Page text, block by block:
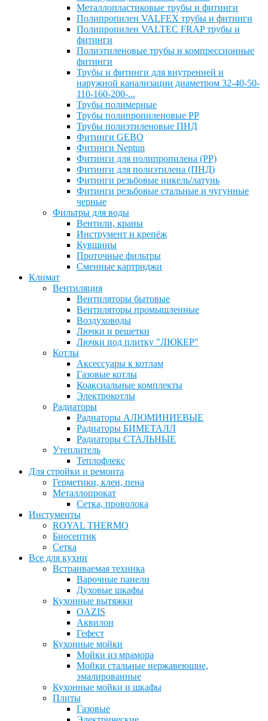
Металлопластиковые трубы и фитинги
Полипропилен VALFEX трубы и фитинги
Полипропилен VALTEC FRAP трубы и
фитинги
Полиэтиленовые трубы и компрессионные
фитинги
Трубы и фитинги для внутренней и
наружной канализации диаметром 32-40-50-
110-160-200-...
Трубы полимерные
Трубы полипропиленовые PP
Трубы полиэтиленовые ПНД
Фитинги GEBO
Фитинги Neptun
Фитинги для полипропилена (PP)
Фитинги для полиэтилена (ПНД)
Фитинги резьбовые никель/латунь
Фитинги резьбовые стальные и чугунные
черные
Фильтры для воды
Вентили, краны
Инструмент и крепёж
Кувшины
Проточные фильтры
Сменные картриджи
Климат
Вентиляция
Вентиляторы бытовые
Вентиляторы промышленные
Воздуховоды
Лючки и решетки
Лючки под плитку "ЛЮКЕР"
Котлы
Аксессуары к котлам
Газовые котлы
Коаксиальные комплекты
Электрокотлы
Радиаторы
Радиаторы АЛЮМИНИЕВЫЕ
Радиаторы БИМЕТАЛЛ
Радиаторы СТАЛЬНЫЕ
Утеплитель
Теплофлекс
Для стройки и ремонта
Герметики, клеи, пена
Металлопрокат
Сетка, проволока
Инстументы
ROYAL THERMO
Биосептик
Сетка
Все для кухни
Встраиваемая техника
Варочные панели
Духовые шкафы
Кухонные вытяжки
OAZIS
Аквилон
Гефест
Кухонные мойки
Мойки из мрамора
Мойки стальные нержавеющие,
эмалированные
Кухонные мойки и шкафы
Плиты
Газовые